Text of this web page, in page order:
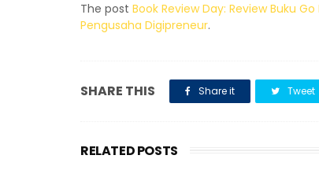
The post Book Review Day: Review Buku
Pengusaha Digipreneur.
SHARE THIS Share it Tweet
RELATED POSTS